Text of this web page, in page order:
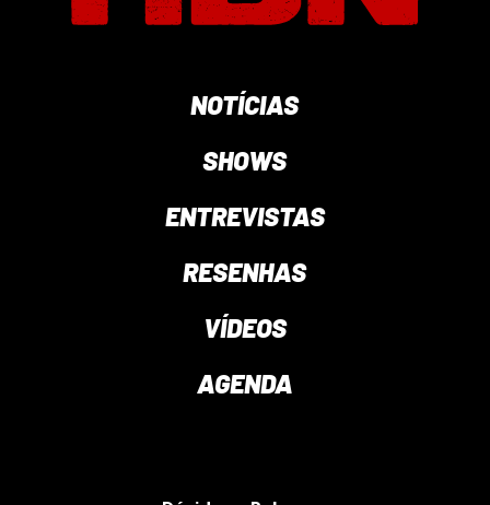
NOTÍCIAS
SHOWS
ENTREVISTAS
RESENHAS
VÍDEOS
AGENDA